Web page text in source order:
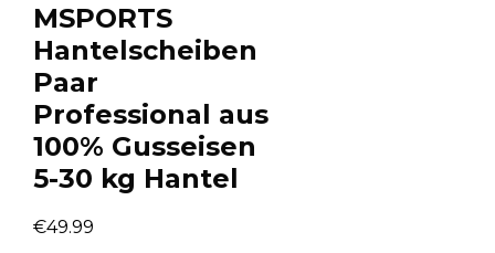
MSPORTS
Hantelscheiben
Paar
Professional aus
100% Gusseisen
5-30 kg Hantel
€49.99